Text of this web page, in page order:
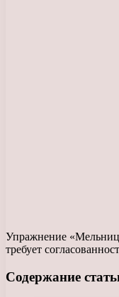
Упражнение
требует
Содержание